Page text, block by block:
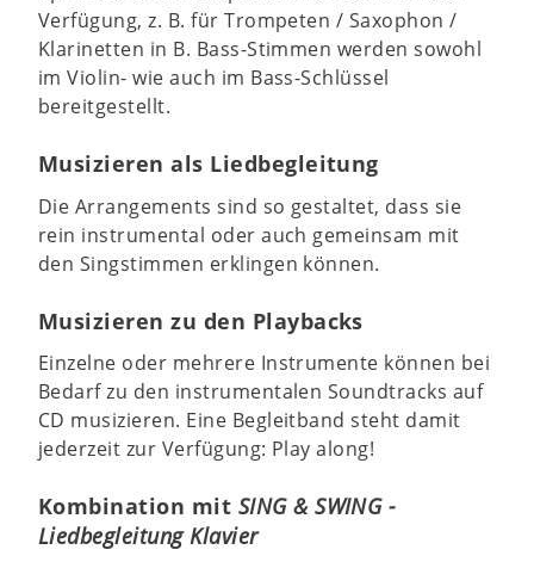
Verfügung, z. B. für Trompeten / Saxophon /
Klarinetten in B. Bass-Stimmen werden sowohl
im Violin- wie auch im Bass-Schlüssel
bereitgestellt.
Musizieren als Liedbegleitung
Die Arrangements sind so gestaltet, dass sie
rein instrumental oder auch gemeinsam mit
den Singstimmen erklingen können.
Musizieren zu den Playbacks
Einzelne oder mehrere Instrumente können bei
Bedarf zu den instrumentalen Soundtracks auf
CD musizieren. Eine Begleitband steht damit
jederzeit zur Verfügung: Play along!
Kombination mit SING & SWING -
Liedbegleitung Klavier